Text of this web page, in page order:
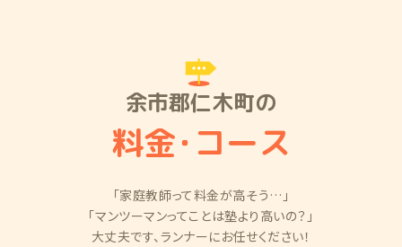
余市郡仁木町の
料金・コース
「家庭教師って料金が高そう…」
「マンツーマンってことは塾より高いの？」
大丈夫です、ランナーにお任せください！